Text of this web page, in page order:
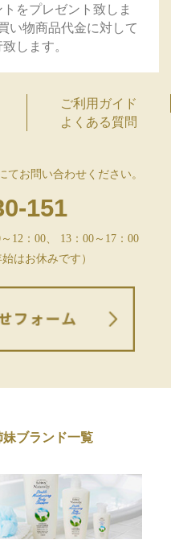
をプレゼント致しま
い物商品代金に対して
します。
ご利用ガイド
よくある質問
てお問い合わせください。
151
12：00、 13：00～17：00
はお休みです）
妹ブランド一覧